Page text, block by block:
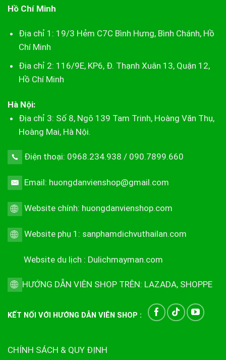
Hồ Chí Minh
Địa chỉ 1: 19/3 Hẻm C7C Bình Hưng, Bình Chánh, Hồ
Chí Minh
Địa chỉ 2: 116/9E, KP6, Đ. Thạnh Xuân 13, Quận 12,
Hồ Chí Minh
Hà Nội:
Địa chỉ 3: Số 8, Ngõ 139 Tam Trinh, Hoàng Văn Thụ,
Hoàng Mai, Hà Nội.
Điện thoại: 0968.234.938 / 090.7899.660
Email: huongdanvienshop@gmail.com
Website chính: huongdanvienshop.com
Website phụ 1: sanphamdichvuthailan.com
Website du lịch : Dulichmayman.com
HƯỚNG DẪN VIÊN SHOP TRÊN: LAZADA, SHOPPE
KẾT NỐI VỚI HƯỚNG DẪN VIÊN SHOP :
CHÍNH SÁCH & QUY ĐỊNH